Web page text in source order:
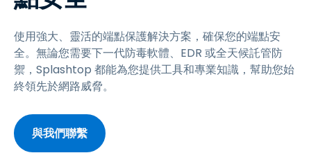
使用強大、靈活的端點保護解決方案，確保您的端點安
全。無論您需要下一代防毒軟體、EDR 或全天候託管防
禦，Splashtop 都能為您提供工具和專業知識，幫助您始
終領先於網路威脅。
與我們聯繫